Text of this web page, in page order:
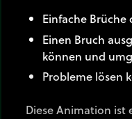
Einfache
Einen Bruch
können und
Probleme lösen
Diese Animation ist